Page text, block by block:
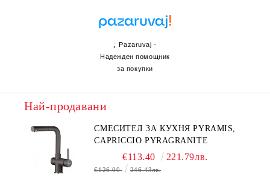
;Pazaruvaj -
Надежден помощник
за покупки
Най-продавани
СМЕСИТЕЛ ЗА КУХНЯ PYRAMIS,
CAPRICCIO PYRAGRANITE
€113.40 221.79лв.
€126.00 246.43лв.